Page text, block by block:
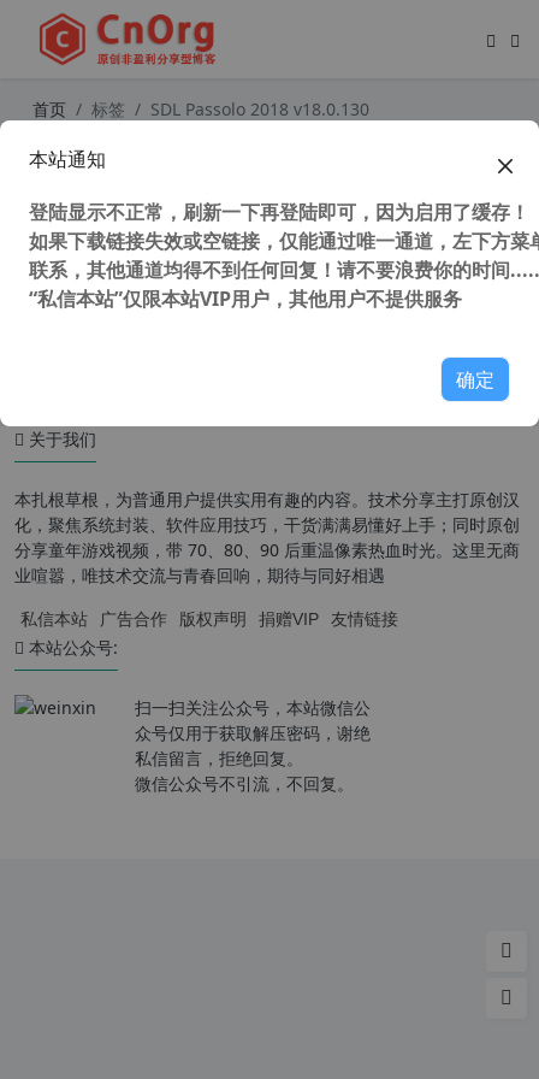
首页 标签 SDL Passolo 2018 v18.0.130
软件本地化工具 软件自动翻译工具
关于我们
本扎根草根，为普通用户提供实用有趣的内容。技术分享主打原创汉
化，聚焦系统封装、软件应用技巧，干货满满易懂好上手；同时原创
分享童年游戏视频，带 70、80、90 后重温像素热血时光。这里无商
业喧嚣，唯技术交流与青春回响，期待与同好相遇
私信本站 广告合作 版权声明 捐赠VIP 友情链接
本站公众号:
扫一扫关注公众号，本站微信公
众号仅用于获取解压密码，谢绝
私信留言，拒绝回复。
微信公众号不引流，不回复。
本站通知
登陆显示不正常，刷新一下再登陆即可，因为启用了缓存！
如果下载链接失效或空链接，仅能通过唯一通道，左下方菜
联系，其他通道均得不到任何回复！请不要浪费你的时间
“私信本站”仅限本站VIP用户，其他用户不提供服务
确定